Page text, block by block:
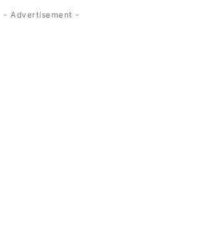
- Advertisement -